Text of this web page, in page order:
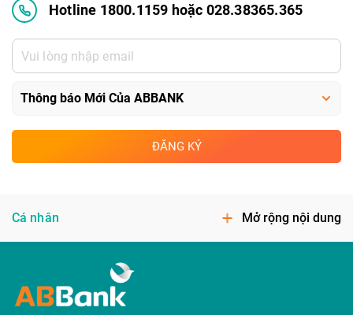
Hotline 1800.1159 hoặc 028.38365.365
ĐĂNG KÝ
Cá nhân Mở rộng nội dung